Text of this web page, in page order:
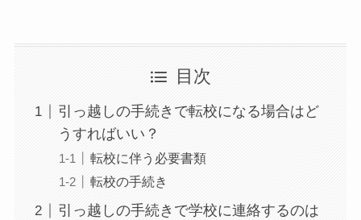
目次
引っ越しの手続きで転校になる場合はど
うすればいい？
転校に伴う必要書類
転校の手続き
引っ越しの手続きで学校に連絡するのは